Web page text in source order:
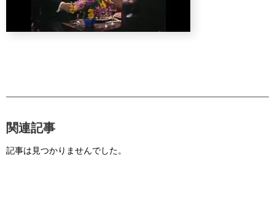
関連記事
記事は見つかりませんでした。